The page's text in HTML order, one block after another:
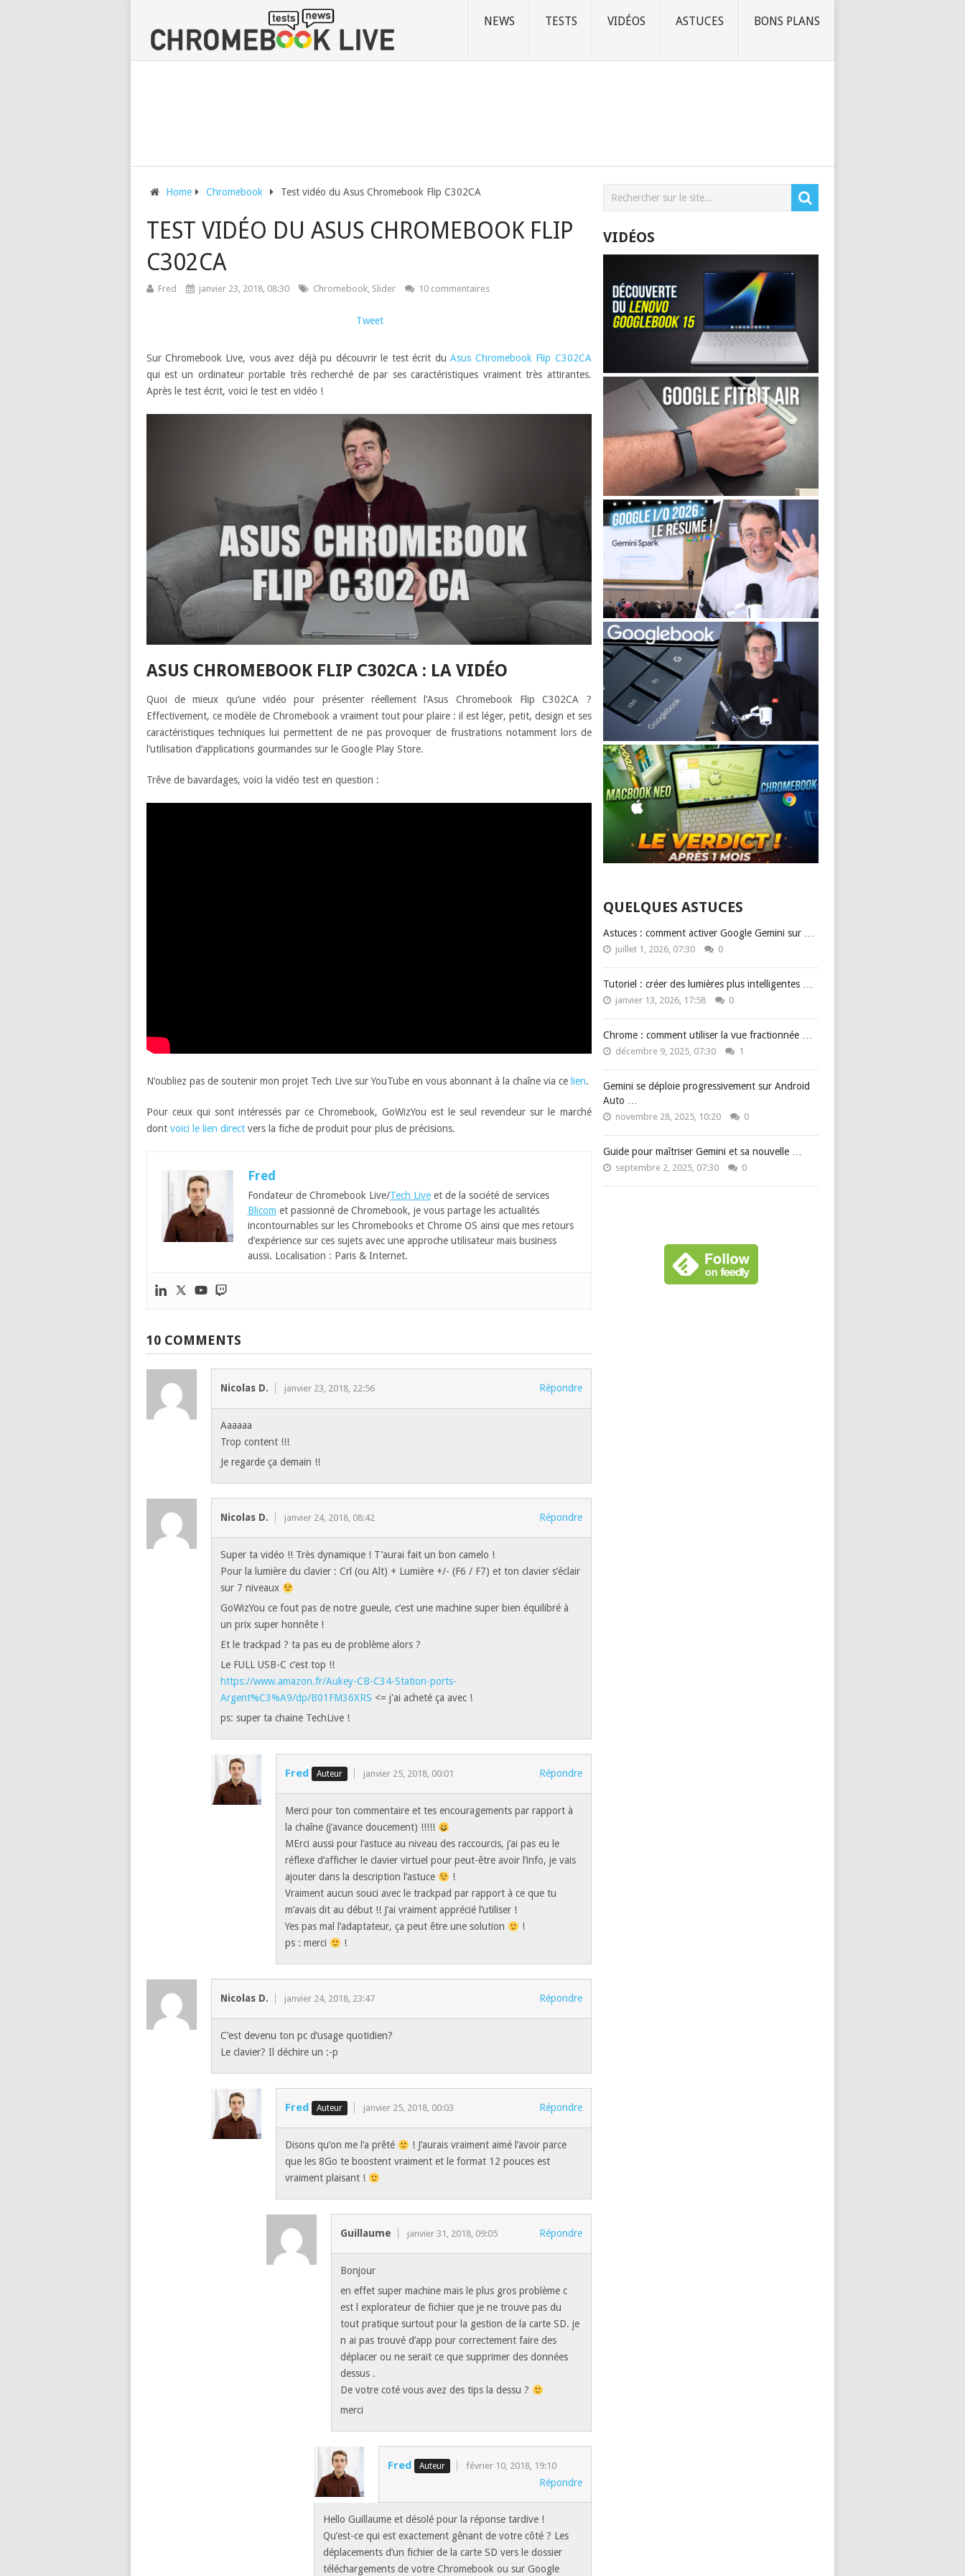
NEWS TESTS VIDÉOS ASTUCES BONS PLANS
Home Chromebook Test vidéo du Asus Chromebook Flip C302CA
TEST VIDÉO DU ASUS CHROMEBOOK FLIP
C302CA
Fred janvier 23, 2018, 08:30 Chromebook, Slider 10 commentaires
Tweet
Sur Chromebook Live, vous avez déjà pu découvrir le test écrit duAsus Chromebook Flip C302CA
qui est un ordinateur portable très recherché de par ses caractéristiques vraiment très attirantes.
Après le test écrit, voici le test en vidéo !
ASUS CHROMEBOOK FLIP C302CA : LA VIDÉO
Quoi de mieux qu’une vidéo pour présenter réellement l’Asus Chromebook Flip C302CA ?
Effectivement, ce modèle de Chromebook a vraiment tout pour plaire : il est léger, petit, design et ses
caractéristiques techniques lui permettent de ne pas provoquer de frustrations notamment lors de
l’utilisation d’applications gourmandes sur le Google Play Store.
Trêve de bavardages, voici la vidéo test en question :
N’oubliez pas de soutenir mon projet Tech Live sur YouTube en vous abonnant à la chaîne via ce lien.
Pour ceux qui sont intéressés par ce Chromebook, GoWizYou est le seul revendeur sur le marché
dont voici le lien directvers la fiche de produit pour plus de précisions.
Fred
Fondateur de Chromebook Live/Tech Liveet de la société de services
Blicom et passionné de Chromebook, je vous partage les actualités
incontournables sur les Chromebooks et Chrome OS ainsi que mes retours
d’expérience sur ces sujets avec une approche utilisateur mais business
aussi. Localisation : Paris & Internet.
10 COMMENTS
Nicolas D. janvier 23, 2018, 22:56 Répondre
Aaaaaa
Trop content !!!
Je regarde ça demain !!
Nicolas D. janvier 24, 2018, 08:42 Répondre
Super ta vidéo !! Très dynamique ! T’aurai fait un bon camelo !
Pour la lumière du clavier : Crl (ou Alt) + Lumière +/- (F6 / F7) et ton clavier s’éclair
sur 7 niveaux
GoWizYou ce fout pas de notre gueule, c’est une machine super bien équilibré à
un prix super honnête !
Et le trackpad ? ta pas eu de problème alors ?
Le FULL USB-C c’est top !!
https://www.amazon.fr/Aukey-CB-C34-Station-ports-
Argent%C3%A9/dp/B01FM36XRS <= j'ai acheté ça avec !
ps: super ta chaine TechLive !
Fred janvier 25, 2018, 00:01 Répondre
Merci pour ton commentaire et tes encouragements par rapport à
la chaîne (j’avance doucement) !!!!!
MErci aussi pour l’astuce au niveau des raccourcis, j’ai pas eu le
réflexe d’afficher le clavier virtuel pour peut-être avoir l’info, je vais
ajouter dans la description l’astuce
!
Vraiment aucun souci avec le trackpad par rapport à ce que tu
m’avais dit au début !! J’ai vraiment apprécié l’utiliser !
Yes pas mal l’adaptateur, ça peut être une solution
!
ps : merci
!
Nicolas D. janvier 24, 2018, 23:47 Répondre
C’est devenu ton pc d’usage quotidien?
Le clavier? Il déchire un :-p
Fred janvier 25, 2018, 00:03 Répondre
Disons qu’on me l’a prêté
! J’aurais vraiment aimé l’avoir parce
que les 8Go te boostent vraiment et le format 12 pouces est
vraiment plaisant !
Guillaume janvier 31, 2018, 09:05 Répondre
Bonjour
en effet super machine mais le plus gros problème c
est l explorateur de fichier que je ne trouve pas du
tout pratique surtout pour la gestion de la carte SD. je
n ai pas trouvé d’app pour correctement faire des
déplacer ou ne serait ce que supprimer des données
dessus .
De votre coté vous avez des tips la dessu ?
merci
Fred février 10, 2018, 19:10
Répondre
Hello Guillaume et désolé pour la réponse tardive !
Qu’est-ce qui est exactement gênant de votre côté ? Les
déplacements d’un fichier de la carte SD vers le dossier
téléchargements de votre Chromebook ou sur Google
VIDÉOS
QUELQUES ASTUCES
Astuces : comment activer Google Gemini sur …
juillet 1, 2026, 07:30 0
Tutoriel : créer des lumières plus intelligentes …
janvier 13, 2026, 17:58 0
Chrome : comment utiliser la vue fractionnée …
décembre 9, 2025, 07:30 1
Gemini se déploie progressivement sur Android
Auto …
novembre 28, 2025, 10:20 0
Guide pour maîtriser Gemini et sa nouvelle …
septembre 2, 2025, 07:30 0